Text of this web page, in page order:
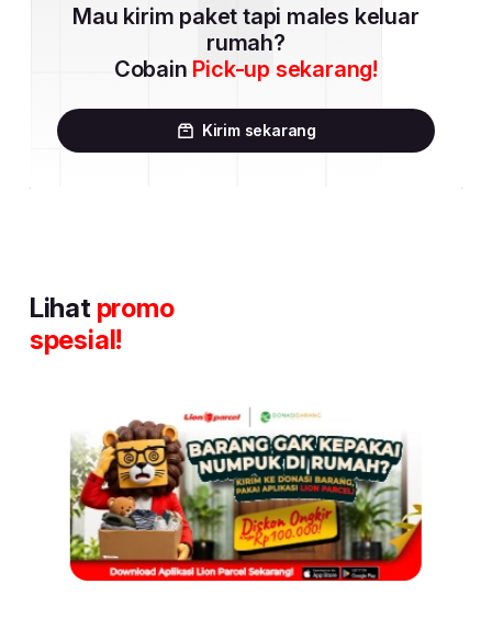
Mau kirim paket tapi males keluar
rumah?
Cobain Pick-up sekarang!
Kirim sekarang
Lihat promo
spesial!